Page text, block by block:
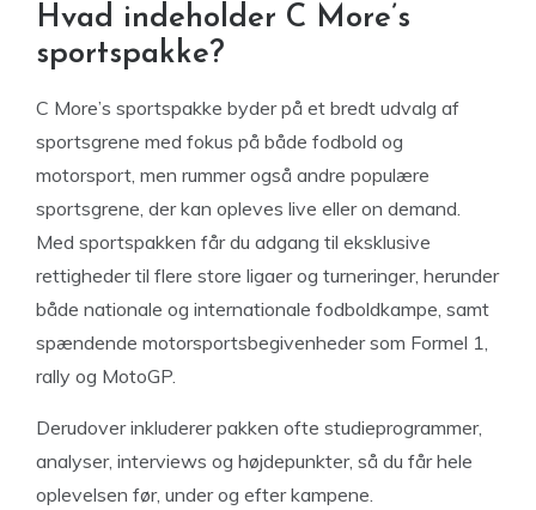
Hvad indeholder C More’s
sportspakke?
C More’s sportspakke byder på et bredt udvalg af
sportsgrene med fokus på både fodbold og
motorsport, men rummer også andre populære
sportsgrene, der kan opleves live eller on demand.
Med sportspakken får du adgang til eksklusive
rettigheder til flere store ligaer og turneringer, herunder
både nationale og internationale fodboldkampe, samt
spændende motorsportsbegivenheder som Formel 1,
rally og MotoGP.
Derudover inkluderer pakken ofte studieprogrammer,
analyser, interviews og højdepunkter, så du får hele
oplevelsen før, under og efter kampene.